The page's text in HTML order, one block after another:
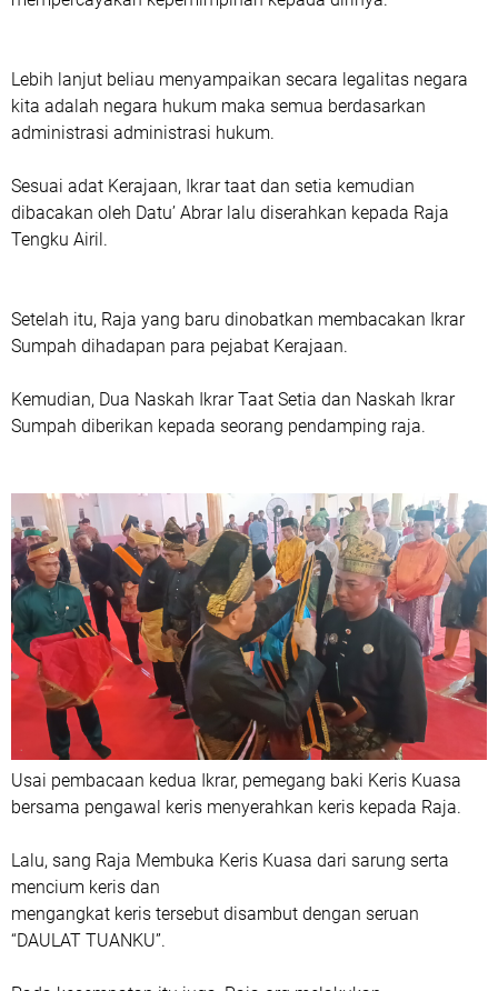
Lebih lanjut beliau menyampaikan secara legalitas negara
kita adalah negara hukum maka semua berdasarkan
administrasi administrasi hukum.
Sesuai adat Kerajaan, Ikrar taat dan setia kemudian
dibacakan oleh Datu’ Abrar lalu diserahkan kepada Raja
Tengku Airil.
Setelah itu, Raja yang baru dinobatkan membacakan Ikrar
Sumpah dihadapan para pejabat Kerajaan.
Kemudian, Dua Naskah Ikrar Taat Setia dan Naskah Ikrar
Sumpah diberikan kepada seorang pendamping raja.
Usai pembacaan kedua Ikrar, pemegang baki Keris Kuasa
bersama pengawal keris menyerahkan keris kepada Raja.
Lalu, sang Raja Membuka Keris Kuasa dari sarung serta
mencium keris dan
mengangkat keris tersebut disambut dengan seruan
“DAULAT TUANKU”.